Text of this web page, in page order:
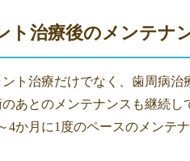
ト治療後のメンテナ
ト治療だけでなく、歯周病
あとのメンテナンスも継続
4か月に1度のペースのメンテ